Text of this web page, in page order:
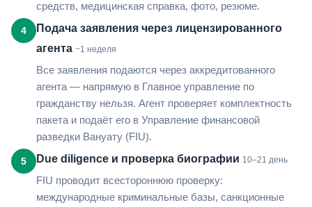
средств, медицинская справка, фото, резюме.
4
Подача заявления через лицензированного
агента ~1 неделя
Все заявления подаются через аккредитованного
агента — напрямую в Главное управление по
гражданству нельзя. Агент проверяет комплектность
пакета и подаёт его в Управление финансовой
разведки Вануату (FIU).
5 Due diligence и проверка биографии 10–21 день
FIU проводит всестороннюю проверку:
международные криминальные базы, санкционные